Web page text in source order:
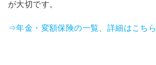
が大切です。
⇒年金・変額保険の一覧、詳細はこちら